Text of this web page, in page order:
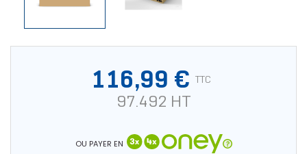
116,99 € TTC
97.492 HT
OU PAYER EN